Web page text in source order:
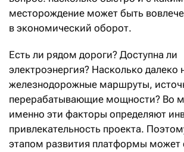
месторождение может быть
в экономический оборот.
Есть ли рядом дороги? Доступна ли
электроэнергия? Насколько далеко
железнодорожные маршруты,
перерабатывающие мощности? Во
именно эти факторы определяют
привлекательность проекта.
этапом развития платформы может